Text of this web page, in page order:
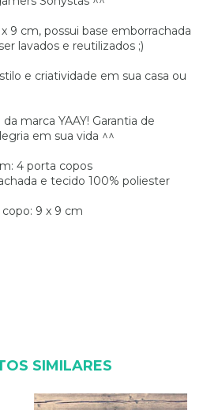
9 cm, possui base emborrachada
lavados e reutilizados ;)
e criatividade em sua casa ou
marca YAAY! Garantia de
em sua vida ^^
4 porta copos
e tecido 100% poliester
9 x 9 cm
SIMILARES